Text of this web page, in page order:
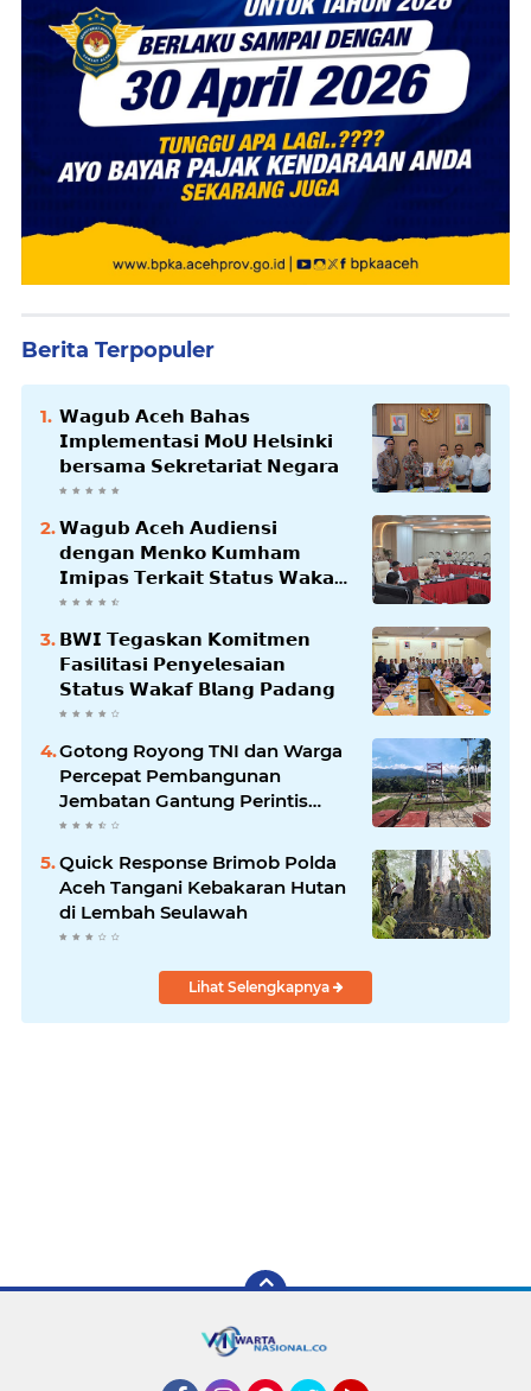
Berita Terpopuler
𝗪𝗮𝗴𝘂𝗯 𝗔𝗰𝗲𝗵 𝗕𝗮𝗵𝗮𝘀
𝗜𝗺𝗽𝗹𝗲𝗺𝗲𝗻𝘁𝗮𝘀𝗶 𝗠𝗼𝗨 𝗛𝗲𝗹𝘀𝗶𝗻𝗸𝗶
𝗯𝗲𝗿𝘀𝗮𝗺𝗮 𝗦𝗲𝗸𝗿𝗲𝘁𝗮𝗿𝗶𝗮𝘁 𝗡𝗲𝗴𝗮𝗿𝗮
𝗪𝗮𝗴𝘂𝗯 𝗔𝗰𝗲𝗵 𝗔𝘂𝗱𝗶𝗲𝗻𝘀𝗶
𝗱𝗲𝗻𝗴𝗮𝗻 𝗠𝗲𝗻𝗸𝗼 𝗞𝘂𝗺𝗵𝗮𝗺
𝗜𝗺𝗶𝗽𝗮𝘀 𝗧𝗲𝗿𝗸𝗮𝗶𝘁 𝗦𝘁𝗮𝘁𝘂𝘀 𝗪𝗮𝗸𝗮𝗳
𝗕𝗹𝗮𝗻𝗴𝗽𝗮𝗱𝗮𝗻𝗴
𝗕𝗪𝗜 𝗧𝗲𝗴𝗮𝘀𝗸𝗮𝗻 𝗞𝗼𝗺𝗶𝘁𝗺𝗲𝗻
𝗙𝗮𝘀𝗶𝗹𝗶𝘁𝗮𝘀𝗶 𝗣𝗲𝗻𝘆𝗲𝗹𝗲𝘀𝗮𝗶𝗮𝗻
𝗦𝘁𝗮𝘁𝘂𝘀 𝗪𝗮𝗸𝗮𝗳 𝗕𝗹𝗮𝗻𝗴 𝗣𝗮𝗱𝗮𝗻𝗴
Gotong Royong TNI dan Warga
Percepat Pembangunan
Jembatan Gantung Perintis
Kuta Ujung Aceh Tenggara
Quick Response Brimob Polda
Aceh Tangani Kebakaran Hutan
di Lembah Seulawah
Lihat Selengkapnya